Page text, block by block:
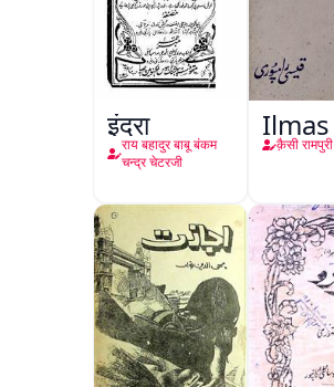
इंद्रा
राय बहादुर बाबू बंकम
चन्द्र चेटरजी
Ilmas
क़ैसी रामपुरी